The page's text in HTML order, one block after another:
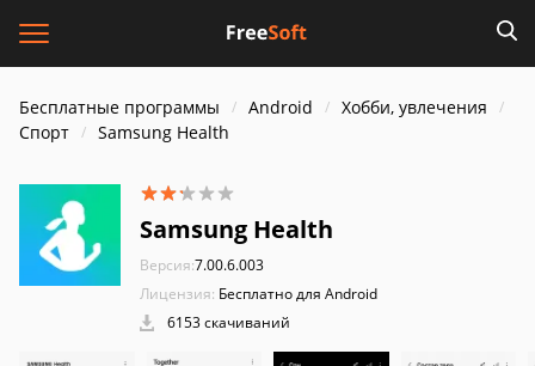
Бесплатные программы Android
Хобби, увлечения
Спорт
Samsung Health
Samsung Health
Версия:7.00.6.003
Лицензия: Бесплатно для Android
6153 скачиваний